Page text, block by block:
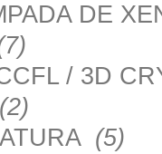
DE
/ 3D
(2)
(5)